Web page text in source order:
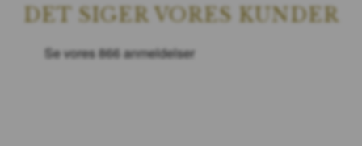
DET SIGER VORES KUNDER